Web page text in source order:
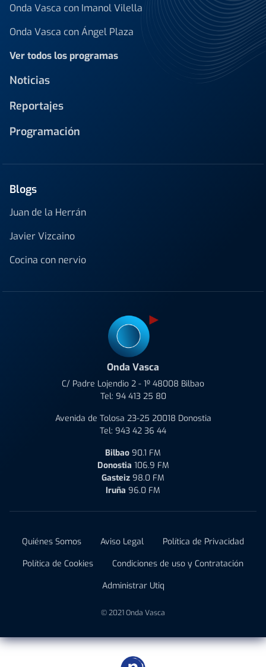
Onda Vasca con Imanol Vilella
Onda Vasca con Ángel Plaza
Ver todos los programas
Noticias
Reportajes
Programación
Blogs
Juan de la Herrán
Javier Vizcaino
Cocina con nervio
Onda Vasca
C/ Padre Lojendio 2 - 1º 48008 Bilbao
Tel: 94 413 25 80
Avenida de Tolosa 23-25 20018 Donostia
Tel: 943 42 36 44
Bilbao 90.1 FM
Donostia 106.9 FM
Gasteiz 98.0 FM
Iruña 96.0 FM
Quiénes Somos Aviso Legal
Política de Privacidad
Política de Cookies
Condiciones de uso y Contratación
Administrar Utiq
© 2021 Onda Vasca